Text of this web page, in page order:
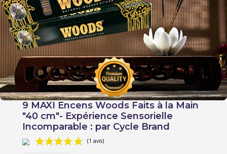
9 MAXI Encens Woods Faits à la Main
"40 cm"- Expérience Sensorielle
Incomparable : par Cycle Brand